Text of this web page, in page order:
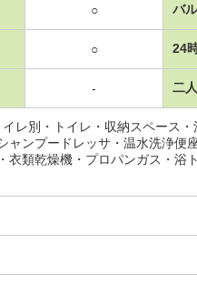
○ バ
○ 24
- 二
レ別・トイレ・収納スペース
ャンプードレッサ・温水洗浄便
類乾燥機・プロパンガス・浴